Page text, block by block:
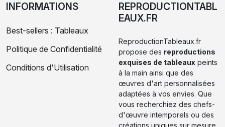
INFORMATIONS
Best-sellers : Tableaux
Politique de Confidentialité
Conditions d'Utilisation
REPRODUCTIONTABL
EAUX.FR
ReproductionTableaux.fr
propose des reproductions
exquises de tableaux peints
à la main ainsi que des
œuvres d'art personnalisées
adaptées à vos envies. Que
vous recherchiez des chefs-
d'œuvre intemporels ou des
créations uniques sur mesure,